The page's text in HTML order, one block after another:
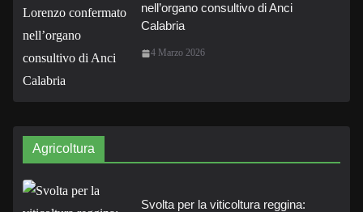
nell’organo consultivo di Anci
Calabria
4 Marzo 2026
Agricoltura
Svolta per la viticoltura reggina: